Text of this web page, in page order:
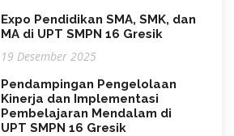
Expo Pendidikan SMA, SMK, dan
MA di UPT SMPN 16 Gresik
19 Desember 2025
Pendampingan Pengelolaan
Kinerja dan Implementasi
Pembelajaran Mendalam di
UPT SMPN 16 Gresik